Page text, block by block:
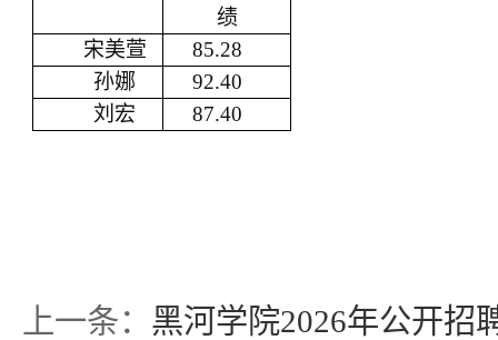
绩
宋美萱
85.28
孙娜
92.40
刘宏
87.40
上一条： 黑河学院2026年公开招